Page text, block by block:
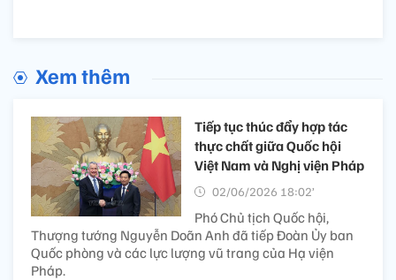
Xem thêm
Tiếp tục thúc đẩy hợp tác
thực chất giữa Quốc hội
Việt Nam và Nghị viện Pháp
02/06/2026 18:02’
Phó Chủ tịch Quốc hội,
Thượng tướng Nguyễn Doãn Anh đã tiếp Đoàn Ủy ban
Quốc phòng và các lực lượng vũ trang của Hạ viện
Pháp.